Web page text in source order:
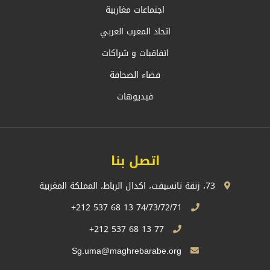
اجتماعات مغاربية
اتحاد المغرب العربي
اتفاقيات و شراكات
فضاء الصحافة
فيديوهات
اتصل بنا
77 13 68 537 212+